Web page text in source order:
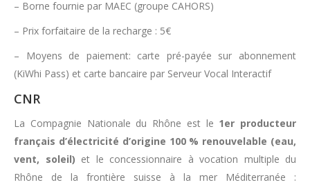
– Borne fournie par MAEC (groupe CAHORS)
– Prix forfaitaire de la recharge : 5€
– Moyens de paiement: carte pré-payée sur abonnement
(KiWhi Pass) et carte bancaire par Serveur Vocal Interactif
CNR
La Compagnie Nationale du Rhône est le 1er producteur
français d’électricité d’origine 100 % renouvelable (eau,
vent, soleil) et le concessionnaire à vocation multiple du
Rhône de la frontière suisse à la mer Méditerranée :